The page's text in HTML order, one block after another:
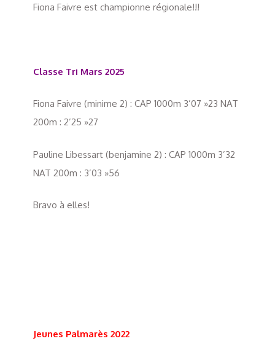
Fiona Faivre est championne régionale!!!
Classe Tri Mars 2025
Fiona Faivre (minime 2) : CAP 1000m 3’07 »23 NAT
200m : 2’25 »27
Pauline Libessart (benjamine 2) : CAP 1000m 3’32
NAT 200m : 3’03 »56
Bravo à elles!
Jeunes Palmarès 2022